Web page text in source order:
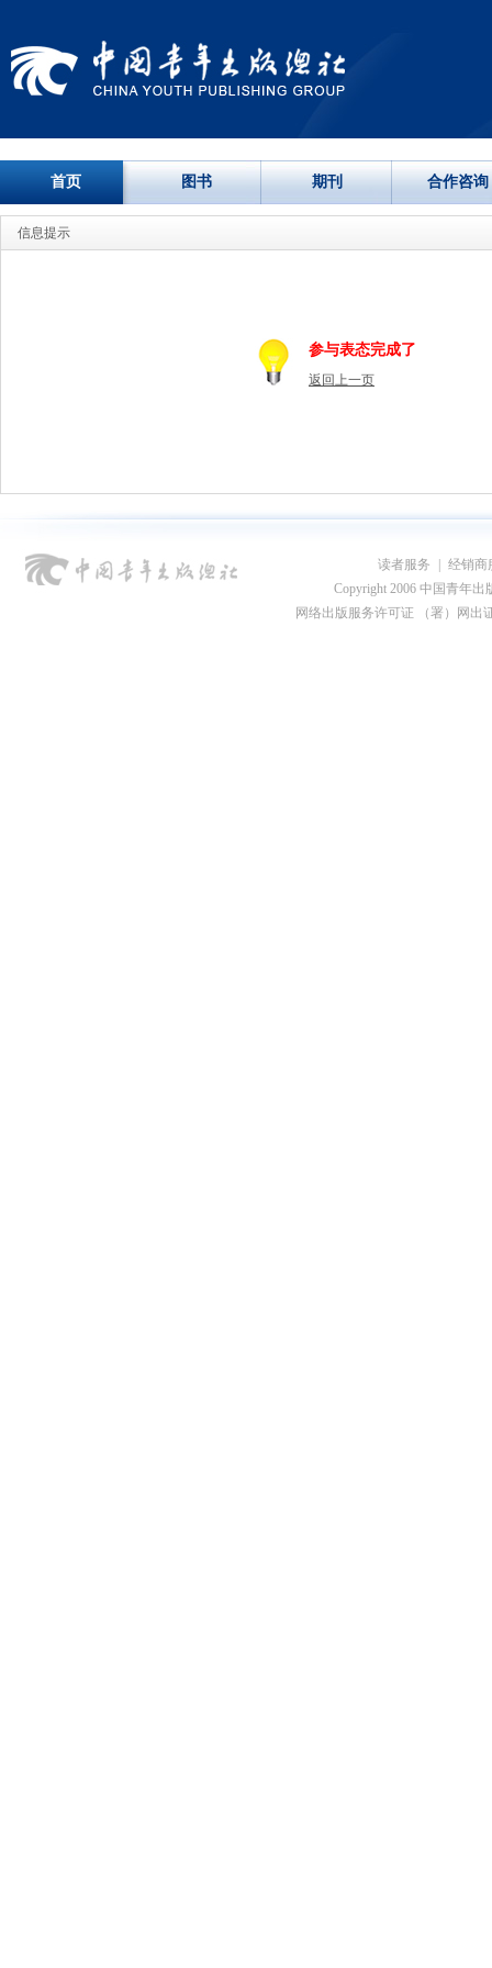
首页 图书 期刊 合作咨询
信息提示
参与表态完成了
返回上一页
读者服务
经销商
Copyright 2006 中国青年出
网络出版服务许可证 （署）网出